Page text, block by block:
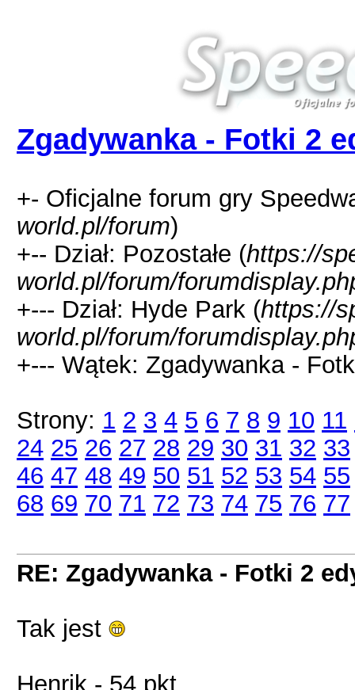
Zgadywanka - Fotki 2
+- Oficjalne forum gry
world.pl/forum)
+-- Dział: Pozostałe (https://
world.pl/forum/
+--- Dział: Hyde Park (https://
world.pl/forum/
+--- Wątek: Zgadywanka -
Strony: 1 2 3 4 5 6 7 8 9 10 11
24 25 26 27 28 29 30 31 32 33
46 47 48 49 50 51 52 53 54 55
68 69 70 71 72 73 74 75 76 77
RE: Zgadywanka - Fotki 2
Tak jest
Henrik - 54 pkt